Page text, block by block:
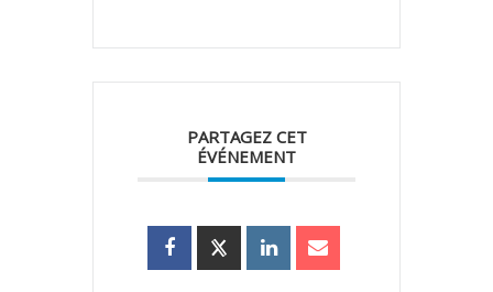
PARTAGEZ CET
ÉVÉNEMENT